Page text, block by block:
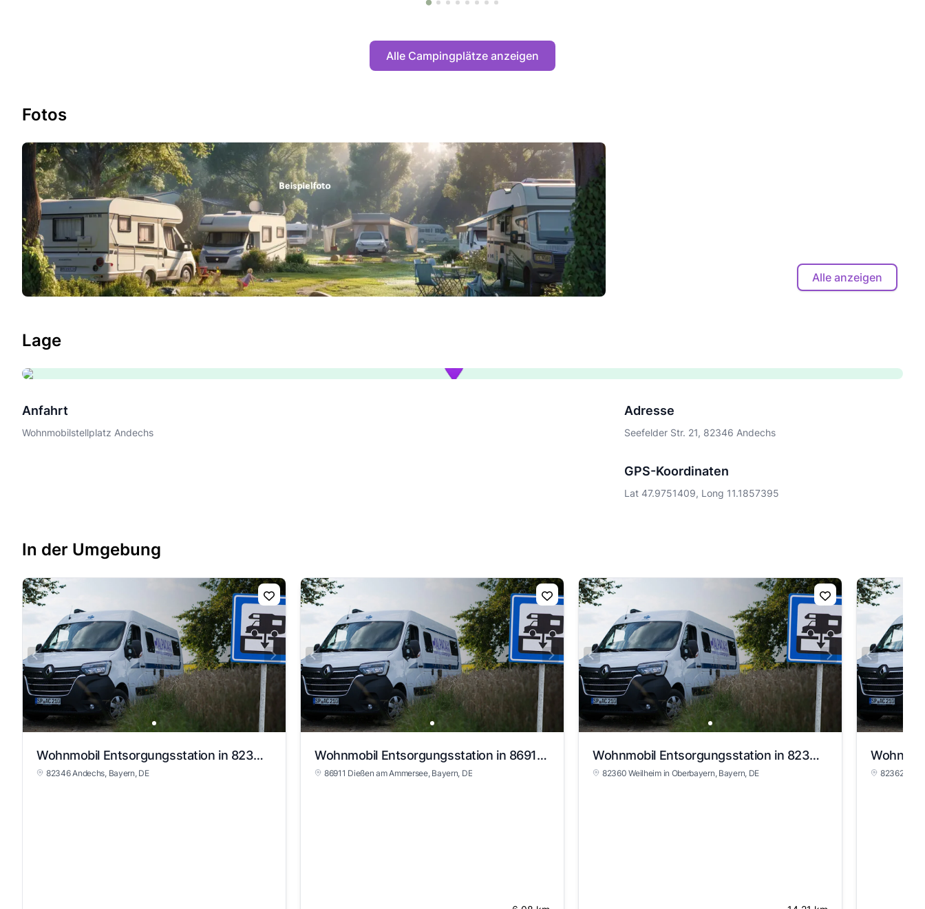
Alle Campingplätze anzeigen
Fotos
Alle anzeigen
Lage
Anfahrt
Wohnmobilstellplatz Andechs
Adresse
Seefelder Str. 21, 82346 Andechs
GPS-Koordinaten
Lat 47.9751409, Long 11.1857395
In der Umgebung
Wohnmobil Entsorgungsstation in 82346 Andechs
82346 Andechs, Bayern, DE
Wohnmobil Entsorgungsstation in 86911 Dießen am Ammersee
86911 Dießen am Ammersee, Bayern, DE
Wohnmobil Entsorgungsstation in 82360 Weilheim in Oberbayern
82360 Weilheim in Oberbayern, Bayern, DE 82362